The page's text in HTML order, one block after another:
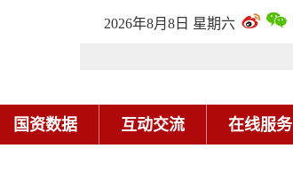
2026年8月8日 星期六
国资数据 互动交流 在线服务